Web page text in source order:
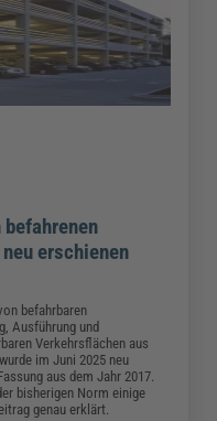
erschienen
befahrbaren
Ausführung und
Verkehrsflächen aus
im Juni 2025 neu
aus dem Jahr 2017.
bisherigen Norm einige
genau erklärt.